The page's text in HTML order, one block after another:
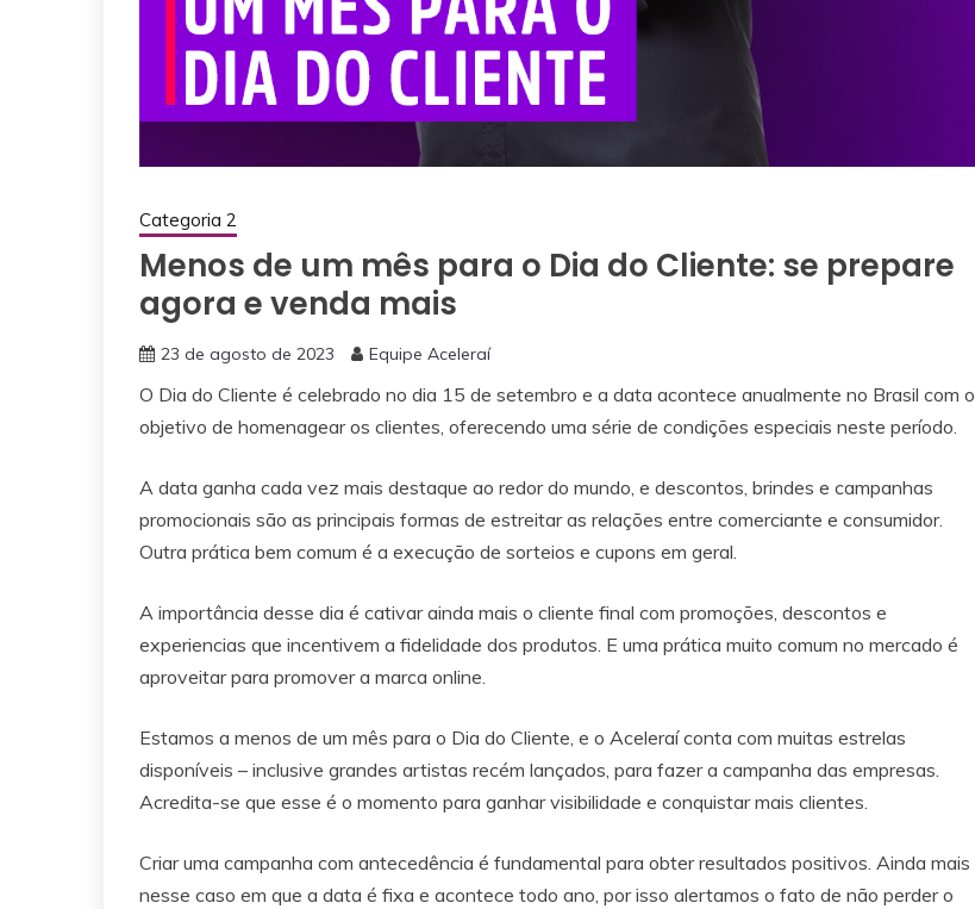
Categoria 2
Menos de um mês para o Dia do Cliente: se prepare
agora e venda mais
23 de agosto de 2023 Equipe Aceleraí
O Dia do Cliente é celebrado no dia 15 de setembro e a data acontece anualmente no Brasil com o
objetivo de homenagear os clientes, oferecendo uma série de condições especiais neste período.
A data ganha cada vez mais destaque ao redor do mundo, e descontos, brindes e campanhas
promocionais são as principais formas de estreitar as relações entre comerciante e consumidor.
Outra prática bem comum é a execução de sorteios e cupons em geral.
A importância desse dia é cativar ainda mais o cliente final com promoções, descontos e
experiencias que incentivem a fidelidade dos produtos. E uma prática muito comum no mercado é
aproveitar para promover a marca online.
Estamos a menos de um mês para o Dia do Cliente, e o Aceleraí conta com muitas estrelas
disponíveis – inclusive grandes artistas recém lançados, para fazer a campanha das empresas.
Acredita-se que esse é o momento para ganhar visibilidade e conquistar mais clientes.
Criar uma campanha com antecedência é fundamental para obter resultados positivos. Ainda mais
nesse caso em que a data é fixa e acontece todo ano, por isso alertamos o fato de não perder o